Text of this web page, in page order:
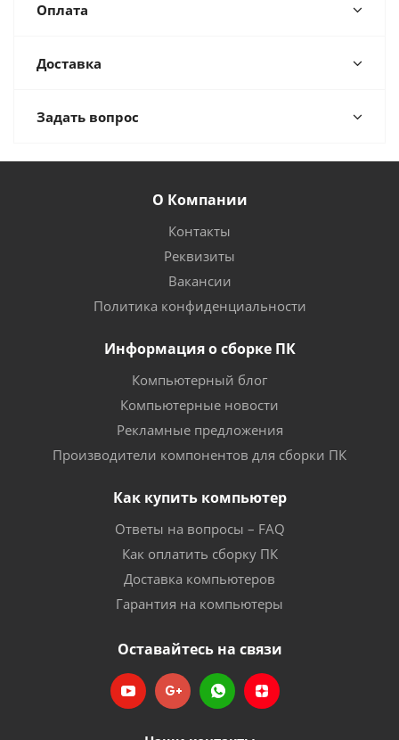
Оплата
Доставка
Задать вопрос
О Компании
Контакты
Реквизиты
Вакансии
Политика конфиденциальности
Информация о сборке ПК
Компьютерный блог
Компьютерные новости
Рекламные предложения
Производители компонентов для сборки ПК
Как купить компьютер
Ответы на вопросы – FAQ
Как оплатить сборку ПК
Доставка компьютеров
Гарантия на компьютеры
Оставайтесь на связи